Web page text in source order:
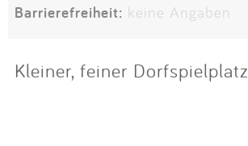
Barrierefreiheit: keine Angaben
Kleiner, feiner Dorfspielplatz